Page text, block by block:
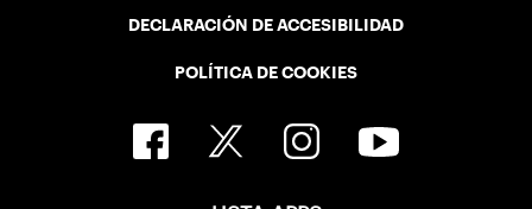
DECLARACIÓN DE ACCESIBILIDAD
POLÍTICA DE COOKIES